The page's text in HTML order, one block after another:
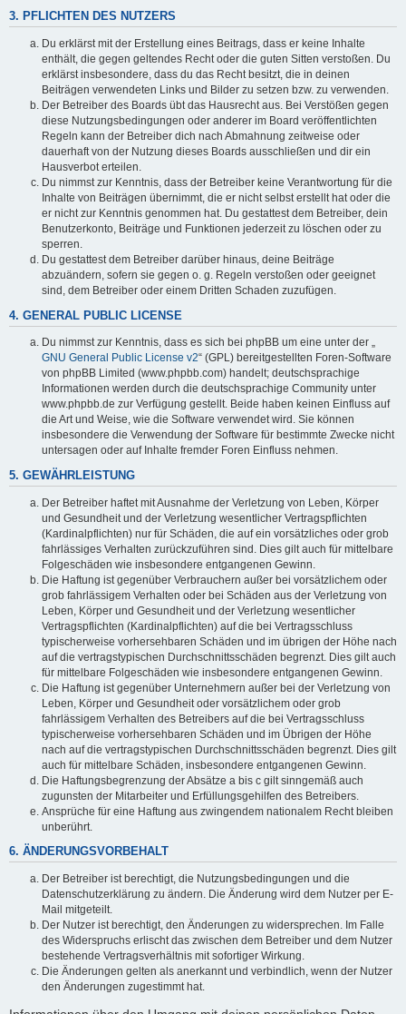
3. PFLICHTEN DES NUTZERS
Du erklärst mit der Erstellung eines Beitrags, dass er keine Inhalte
enthält, die gegen geltendes Recht oder die guten Sitten verstoßen. Du
erklärst insbesondere, dass du das Recht besitzt, die in deinen
Beiträgen verwendeten Links und Bilder zu setzen bzw. zu verwenden.
Der Betreiber des Boards übt das Hausrecht aus. Bei Verstößen gegen
diese Nutzungsbedingungen oder anderer im Board veröffentlichten
Regeln kann der Betreiber dich nach Abmahnung zeitweise oder
dauerhaft von der Nutzung dieses Boards ausschließen und dir ein
Hausverbot erteilen.
Du nimmst zur Kenntnis, dass der Betreiber keine Verantwortung für die
Inhalte von Beiträgen übernimmt, die er nicht selbst erstellt hat oder die
er nicht zur Kenntnis genommen hat. Du gestattest dem Betreiber, dein
Benutzerkonto, Beiträge und Funktionen jederzeit zu löschen oder zu
sperren.
Du gestattest dem Betreiber darüber hinaus, deine Beiträge
abzuändern, sofern sie gegen o. g. Regeln verstoßen oder geeignet
sind, dem Betreiber oder einem Dritten Schaden zuzufügen.
4. GENERAL PUBLIC LICENSE
Du nimmst zur Kenntnis, dass es sich bei phpBB um eine unter der „
GNU General Public License v2“ (GPL) bereitgestellten Foren-Software
von phpBB Limited (www.phpbb.com) handelt; deutschsprachige
Informationen werden durch die deutschsprachige Community unter
www.phpbb.de zur Verfügung gestellt. Beide haben keinen Einfluss auf
die Art und Weise, wie die Software verwendet wird. Sie können
insbesondere die Verwendung der Software für bestimmte Zwecke nicht
untersagen oder auf Inhalte fremder Foren Einfluss nehmen.
5. GEWÄHRLEISTUNG
Der Betreiber haftet mit Ausnahme der Verletzung von Leben, Körper
und Gesundheit und der Verletzung wesentlicher Vertragspflichten
(Kardinalpflichten) nur für Schäden, die auf ein vorsätzliches oder grob
fahrlässiges Verhalten zurückzuführen sind. Dies gilt auch für mittelbare
Folgeschäden wie insbesondere entgangenen Gewinn.
Die Haftung ist gegenüber Verbrauchern außer bei vorsätzlichem oder
grob fahrlässigem Verhalten oder bei Schäden aus der Verletzung von
Leben, Körper und Gesundheit und der Verletzung wesentlicher
Vertragspflichten (Kardinalpflichten) auf die bei Vertragsschluss
typischerweise vorhersehbaren Schäden und im übrigen der Höhe nach
auf die vertragstypischen Durchschnittsschäden begrenzt. Dies gilt auch
für mittelbare Folgeschäden wie insbesondere entgangenen Gewinn.
Die Haftung ist gegenüber Unternehmern außer bei der Verletzung von
Leben, Körper und Gesundheit oder vorsätzlichem oder grob
fahrlässigem Verhalten des Betreibers auf die bei Vertragsschluss
typischerweise vorhersehbaren Schäden und im Übrigen der Höhe
nach auf die vertragstypischen Durchschnittsschäden begrenzt. Dies gilt
auch für mittelbare Schäden, insbesondere entgangenen Gewinn.
Die Haftungsbegrenzung der Absätze a bis c gilt sinngemäß auch
zugunsten der Mitarbeiter und Erfüllungsgehilfen des Betreibers.
Ansprüche für eine Haftung aus zwingendem nationalem Recht bleiben
unberührt.
6. ÄNDERUNGSVORBEHALT
Der Betreiber ist berechtigt, die Nutzungsbedingungen und die
Datenschutzerklärung zu ändern. Die Änderung wird dem Nutzer per E-
Mail mitgeteilt.
Der Nutzer ist berechtigt, den Änderungen zu widersprechen. Im Falle
des Widerspruchs erlischt das zwischen dem Betreiber und dem Nutzer
bestehende Vertragsverhältnis mit sofortiger Wirkung.
Die Änderungen gelten als anerkannt und verbindlich, wenn der Nutzer
den Änderungen zugestimmt hat.